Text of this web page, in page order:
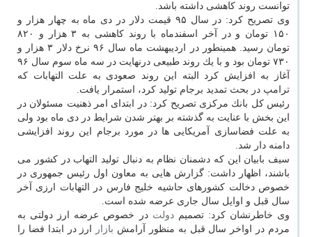
توانست روند كاهشی داشته باشد.
وی تصریح كرد: در سال ۹۵ قیمت دلار در دی ماه به چهار هزار و
۱۵۰ تومان و در آخر اسفندماه با روند كاهشی به ۳ هزار و ۸۲۰
تومان رسید. همینطور در اردیبهشت ماه سال ۹۶ نرخ دلار ۳ هزار و
۷۳۰ تومان بود و با یك روند طبیعی درنهایت در سه ماه سوم سال ۹۶
آغاز به افزایش كرد البته این روند صعودی به علت التهابات كه
ترامپ در بحث تمدید برجام تولید كرد، استمرار یافت.
رئیس كل بانك مركزی تصریح كرد: در ابتدای امر ذهنیت مسئولان در
این بخش با عنایت به گذشته بر بهتر شدن شرایط در دی ماه بود ولی
به علت فضاسازی آمریكایی ها در مورد برجام این روند افزایشی
دامنه دار شد.
سیف بابیان این كه دشمنان نظام به دنبال تولید التهاب در كشور می
باشند، اظهار داشت: گزارش هایی به معاون اول رئیس جمهوری در
خصوص دخالت كشورهای حاشیه خلیج فارس در التهابات ارزی آخر
سال قبل و اوایل سال جاری عرضه شده است.
وی خاطرنشان كرد: تصمیمدولت در خصوص عرضه ارز دولتی به
مردم در اواخر سال قبل به منظور آرامش بازار
ارز در ابتدا فضا را